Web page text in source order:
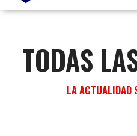
TODAS
LA ACTUALIDAD